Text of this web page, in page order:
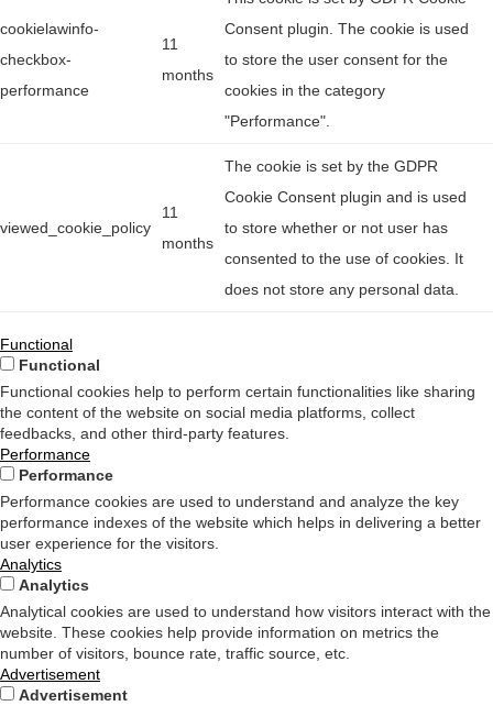
cookielawinfo-
checkbox-
performance
11
months
Consent plugin. The cookie is used
to store the user consent for the
cookies in the category
"Performance".
viewed_cookie_policy
11
months
The cookie is set by the GDPR
Cookie Consent plugin and is used
to store whether or not user has
consented to the use of cookies. It
does not store any personal data.
Functional
Functional
Functional cookies help to perform certain functionalities like sharing
the content of the website on social media platforms, collect
feedbacks, and other third-party features.
Performance
Performance
Performance cookies are used to understand and analyze the key
performance indexes of the website which helps in delivering a better
user experience for the visitors.
Analytics
Analytics
Analytical cookies are used to understand how visitors interact with the
website. These cookies help provide information on metrics the
number of visitors, bounce rate, traffic source, etc.
Advertisement
Advertisement